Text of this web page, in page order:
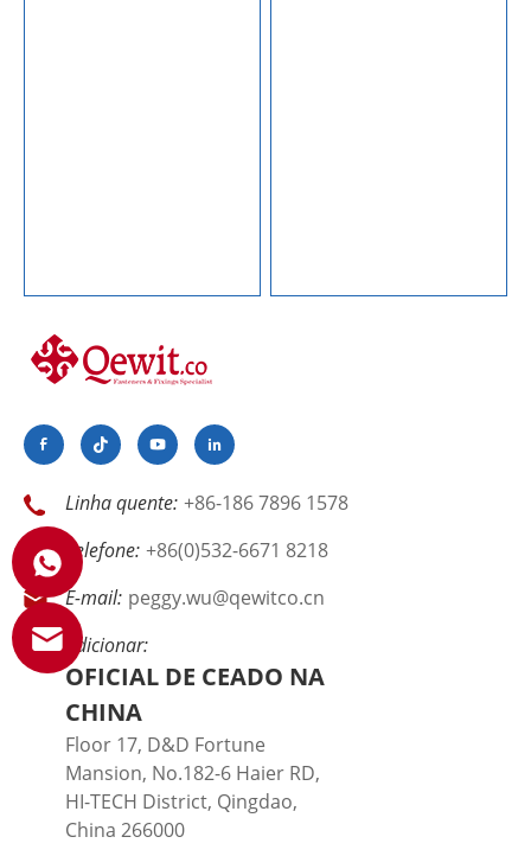
Linha quente: +86-186 7896 1578
Telefone: +86(0)532-6671 8218
E-mail: peggy.wu@qewitco.cn
Adicionar:
OFICIAL DE CEADO NA
CHINA
Floor 17, D&D Fortune
Mansion, No.182-6 Haier RD,
HI-TECH District, Qingdao,
China 266000